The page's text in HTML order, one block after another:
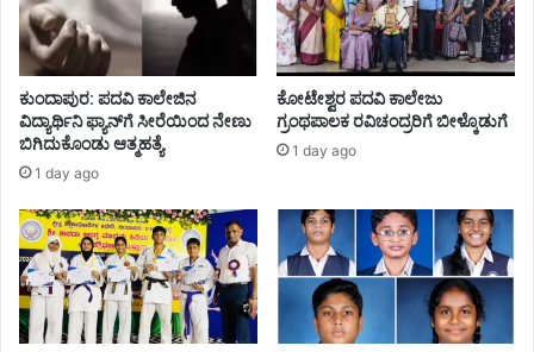
ಕುಂದಾಪುರ: ಪದವಿ ಕಾಲೇಜಿನ
ವಿದ್ಯಾರ್ಥಿನಿ ಫ್ಯಾನ್‌ಗೆ ಸೀರೆಯಿಂದ ನೇಣು
ಬಿಗಿದುಕೊಂಡು ಆತ್ಮಹತ್ಯೆ
1 day ago
ಕೋಟೇಶ್ವರ ಪದವಿ ಕಾಲೇಜು
ಗ್ರಂಥಪಾಲಕ ರವಿಚಂದ್ರರಿಗೆ ಬೀಳ್ಕೊಡುಗೆ
1 day ago